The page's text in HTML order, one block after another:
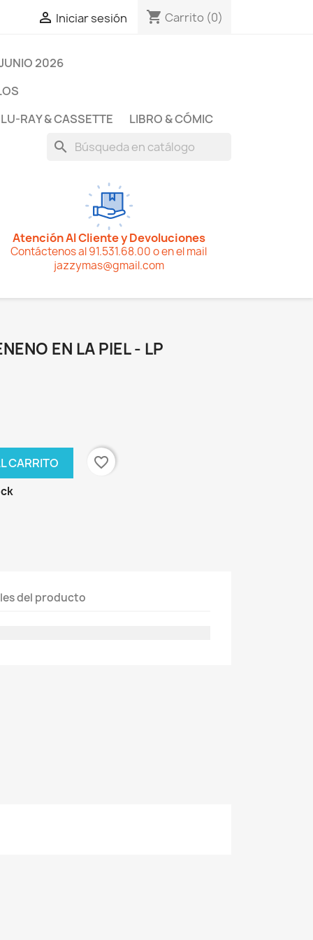
 Iniciar sesión shopping_cart Carrito (0)
2026
RAY & CASSETTE LIBRO & CÓMIC
search
Atención Al Cliente y Devoluciones
Contáctenos al 91.531.68.00 o en el mail
jazzymas@gmail.com
EN LA PIEL - LP
CARRITO
favorite_border
del producto